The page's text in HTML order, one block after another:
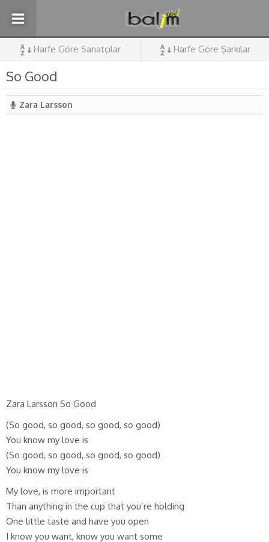
Harfe Göre Sanatçılar Harfe Göre Şarkılar
So Good
Zara Larsson
Zara Larsson So Good
(So good, so good, so good, so good)
You know my love is
(So good, so good, so good, so good)
You know my love is
My love, is more important
Than anything in the cup that you’re holding
One little taste and have you open
I know you want, know you want some